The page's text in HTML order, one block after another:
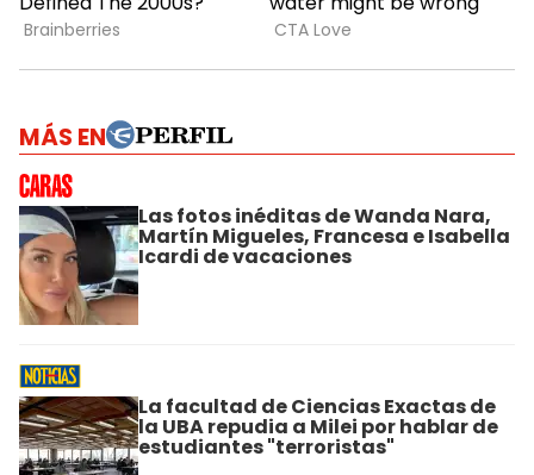
MÁS EN
Las fotos inéditas de Wanda Nara,
Martín Migueles, Francesa e Isabella
Icardi de vacaciones
La facultad de Ciencias Exactas de
la UBA repudia a Milei por hablar de
estudiantes "terroristas"